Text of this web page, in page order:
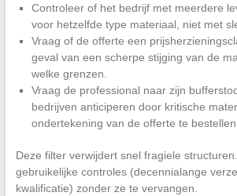
Controleer of het bedrijf met meerdere
voor hetzelfde type materiaal, niet met
Vraag of de offerte een
geval van een scherpe stijging van de
welke grenzen.
Vraag de professional naar zijn
bedrijven anticiperen door kritische
ondertekening van de offerte te bestellen.
Deze filter verwijdert snel fragiele
gebruikelijke controles (decennialange
kwalificatie) zonder ze te vervangen.